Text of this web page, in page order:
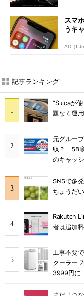
スマ
うキ
AD（
記事ランキング
“Suicaが
題なく運
元グルー
収？ SBI
のキャッ
SNSで多
ちょうだ
Rakuten
者は追加
工事不要
クーラー
3999円に